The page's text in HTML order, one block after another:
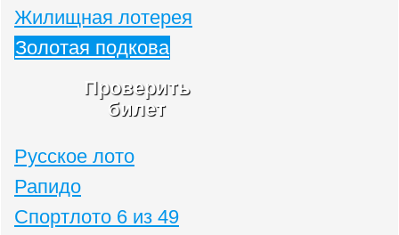
Жилищная лотерея
Золотая подкова
Проверить
билет
Русское лото
Рапидо
Спортлото 6 из 49